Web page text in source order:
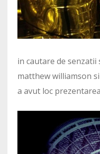
in cautare de
matthew williamson
a avut loc